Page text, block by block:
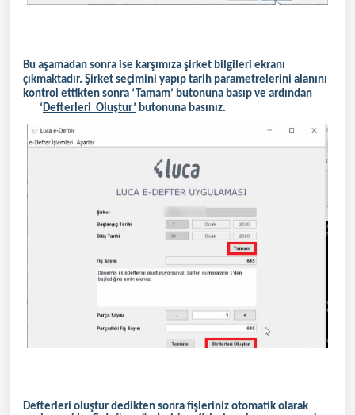
Bu aşamadan sonra ise karşımıza şirket bilgileri ekranı
çıkmaktadır. Şirket seçimini yapıp tarih parametrelerini alanını
kontrol ettikten sonra ‘Tamam’ butonuna basıp ve ardından
‘ Defterleri Oluştur’ butonuna basınız.
Defterleri oluştur dedikten sonra fişleriniz otomatik olarak